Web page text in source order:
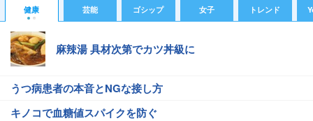
健康 芸能 ゴシップ 女子 トレンド
麻辣湯 具材次第でカツ丼級に
うつ病患者の本音とNGな接し方
キノコで血糖値スパイクを防ぐ